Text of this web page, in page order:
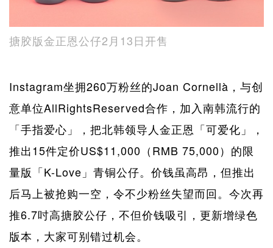
搪胶版金正恩公仔2月13日开售
Instagram坐拥260万粉丝的Joan Cornellà，与创
意单位AllRightsReserved合作，加入南韩流行的
「手指爱心」，把北韩领导人金正恩「可爱化」，
推出15件定价US$11,000（RMB 75,000）的限
量版「K-Love」青铜公仔。价钱虽高昂，但推出
后马上被抢购一空，令不少粉丝失望而回。今次再
推6.7吋高搪胶公仔，不但价钱吸引，更新增绿色
版本，大家可别错过机会。